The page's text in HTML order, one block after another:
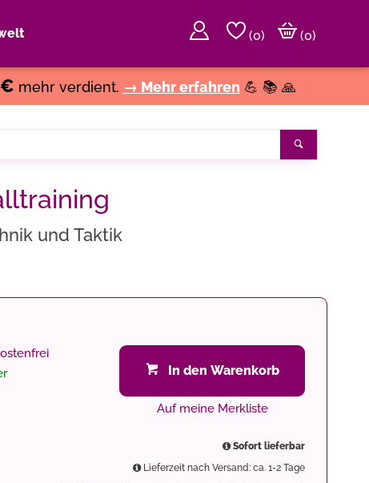
(0)
(0)
mehr verdient. → Mehr erfahren 💪 📚 🙏
und Taktik
In den Warenkorb
Auf meine Merkliste
Sofort lieferbar
Lieferzeit nach Versand: ca. 1-2 Tage